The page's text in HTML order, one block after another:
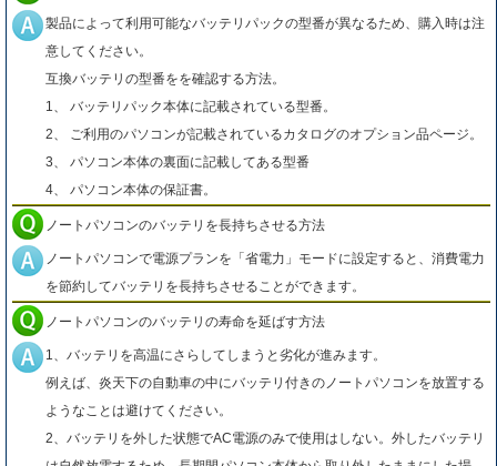
製品によって利用可能なバッテリパックの型番が異なるため、購入時は注
意してください。
互換バッテリの型番をを確認する方法。
1、 バッテリパック本体に記載されている型番。
2、 ご利用のパソコンが記載されているカタログのオプション品ページ。
3、 パソコン本体の裏面に記載してある型番
4、 パソコン本体の保証書。
ノートパソコンのバッテリを長持ちさせる方法
ノートパソコンで電源プランを「省電力」モードに設定すると、消費電力
を節約してバッテリを長持ちさせることができます。
ノートパソコンのバッテリの寿命を延ばす方法
1、バッテリを高温にさらしてしまうと劣化が進みます。
例えば、炎天下の自動車の中にバッテリ付きのノートパソコンを放置する
ようなことは避けてください。
2、バッテリを外した状態でAC電源のみで使用はしない。外したバッテリ